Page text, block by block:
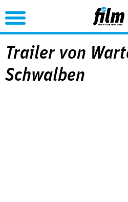
Jump to
Trailer von
Schwalben